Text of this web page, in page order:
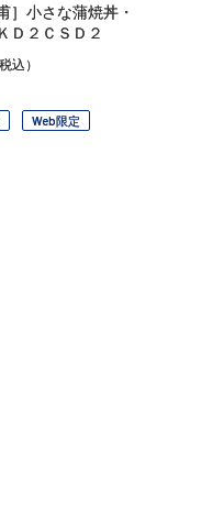
］小さな蒲焼丼・
Ｄ２ＣＳＤ２
込）
Web限定